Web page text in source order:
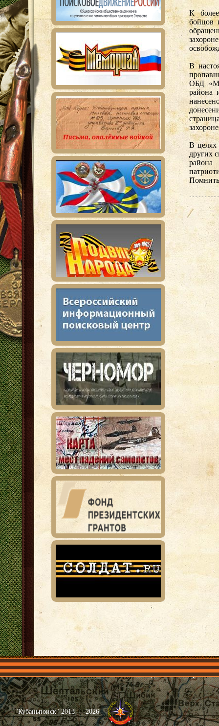
К более
бойцов
В
ОБД
района
В целях
других
Главная Имена Общественные объединения Проекты
"Кубаньпоиск" 2013 — 2026